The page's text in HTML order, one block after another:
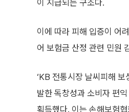
이 지급되는 구조다.
이에 따라 피해 입증이 어
어 보험금 산정 관련 민원
‘KB 전통시장 날씨피해
발한 독창성과 소비자 편
획득했다. 이는 손해보험